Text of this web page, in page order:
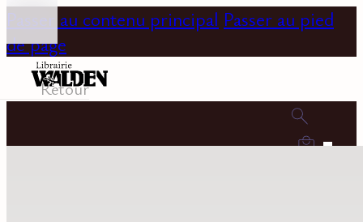
Passer au contenu principal Passer au pied
de page
0
Retour